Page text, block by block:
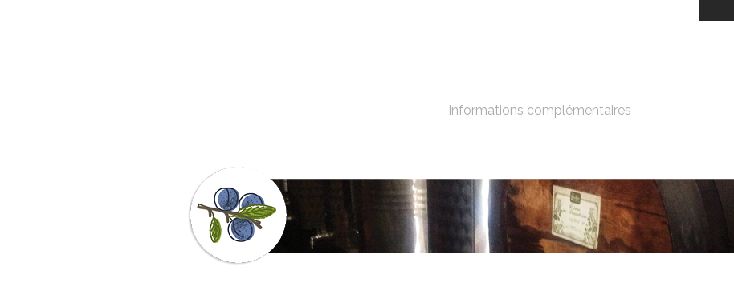
Informations complémentaires